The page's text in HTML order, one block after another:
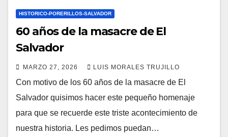
HISTORICO-PORERILLOS-SALVADOR
60 años de la masacre de El
Salvador
MARZO 27, 2026 LUIS MORALES TRUJILLO
Con motivo de los 60 años de la masacre de El
Salvador quisimos hacer este pequeño homenaje
para que se recuerde este triste acontecimiento de
nuestra historia. Les pedimos puedan…